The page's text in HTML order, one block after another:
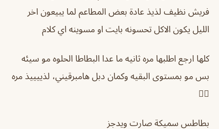
فريش نظيف لذيذ عادة بعض المطاعم لما يبيعون اخر
الليل يكون الاكل تحسونه بايت او مسوينه اي كلام
كلها ارجع اطلبها مره ثانيه ما عدا البطاطا الحلوه مو سيئه
بس مو بمستوى البقيه وكمان دبل هامبرقيني، لذييييذ مره
👌🏻
بطاطس سميكة صارت ويدجز